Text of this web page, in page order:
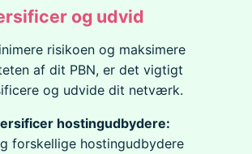
og udvid
risikoen og maksimere
af dit PBN, er det vigtigt
og udvide dit netværk.
hostingudbydere:
forskellige hostingudbydere